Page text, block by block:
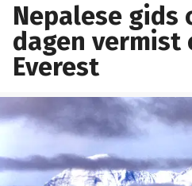
Nepalese gids
dagen vermist
Everest